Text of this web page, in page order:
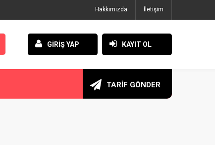
Hakkımızda İletişim
GİRİŞ YAP KAYIT OL
TARİF GÖNDER